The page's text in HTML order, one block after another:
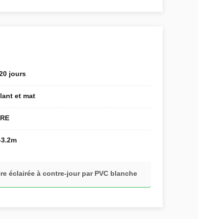
jours
et mat
éclairée à contre-jour par PVC blanche